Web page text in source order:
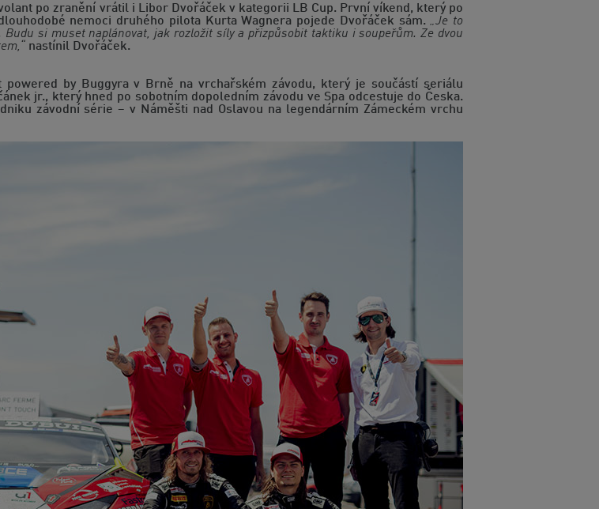
po zranění vrátil i Libor Dvořáček v kategorii LB Cup. První víkend, který po
nemoci druhého pilota Kurta Wagnera pojede Dvořáček sám.„Je to
si muset naplánovat, jak rozložit síly a přizpůsobit taktiku i soupeřům. Ze dvou
nastínil Dvořáček.
by Buggyra v Brně na vrchařském závodu, který je součástí seriálu
jr., který hned po sobotním dopoledním závodu ve Spa odcestuje do Česka.
závodní série – v Náměšti nad Oslavou na legendárním Zámeckém vrchu